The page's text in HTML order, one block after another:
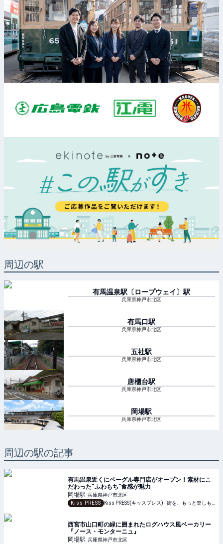
周辺の駅
有馬温泉駅〔ロープウェイ〕 駅
兵庫県神戸市北区
有馬口駅
兵庫県神戸市北区
五社駅
兵庫県神戸市北区
唐櫃台駅
兵庫県神戸市北区
岡場駅
兵庫県神戸市北区
周辺の駅の記事
有馬温泉近くにベーグル専門店がオープン！素材にこ
だわった“ふわもち”食感が魅力
岡場駅 兵庫県神戸市北区
Kiss PRESS
西宮市山口町の緑に囲まれたログハウス風ベーカリー
『ノース・モンターニュ』
岡場駅 兵庫県神戸市北区